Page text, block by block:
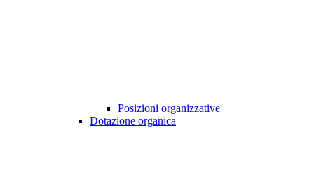
Posizioni organizzative
Dotazione organica